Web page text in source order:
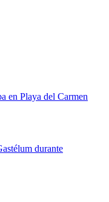
en Playa del Carmen
durante